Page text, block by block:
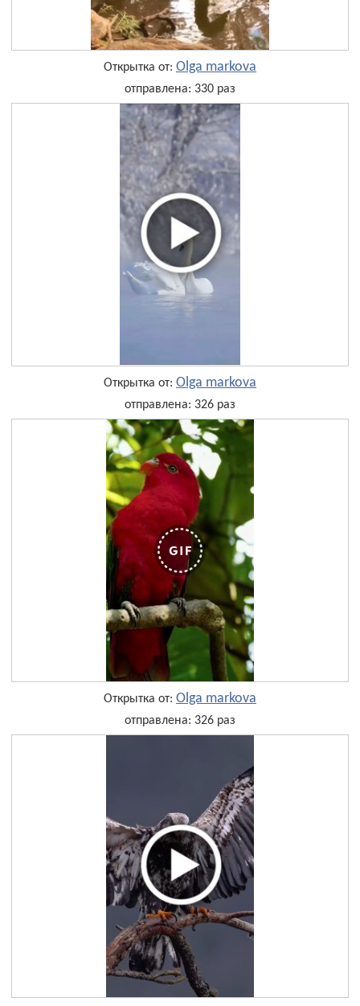
Открытка от: Olga markova
отправлена: 330 раз
Открытка от: Olga markova
отправлена: 326 раз
Открытка от: Olga markova
отправлена: 326 раз